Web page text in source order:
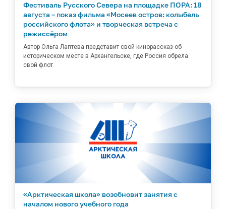
Фестиваль Русского Севера на площадке ПОРА: 18
августа – показ фильма «Мосеев остров: колыбель
российского флота» и творческая встреча с
режиссёром
Автор Ольга Лаптева представит свой кинорассказ об
историческом месте в Архангельске, где Россия обрела
свой флот
«Арктическая школа» возобновит занятия с
началом нового учебного года